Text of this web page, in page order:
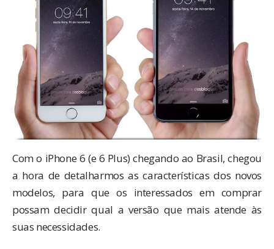
Com o iPhone 6 (e 6 Plus) chegando ao Brasil, chegou
a hora de detalharmos as características dos novos
modelos, para que os interessados em comprar
possam decidir qual a versão que mais atende às
suas necessidades.